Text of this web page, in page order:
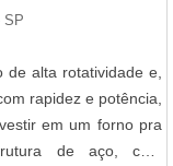
as atividades.Sem
com ótima qualidade
que mostram o
por tudo isso
empresa responsável
SP
alta rotatividade e,
rapidez e potência,
em um forno pra
de aço, com